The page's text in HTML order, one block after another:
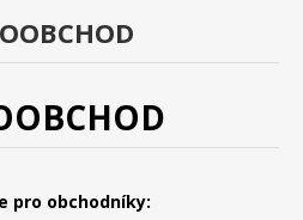
pro obchodníky: